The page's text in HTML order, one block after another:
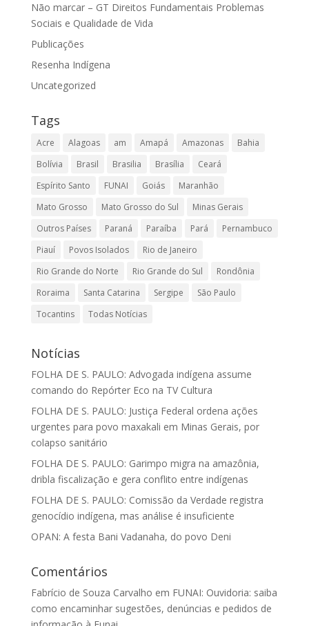
Não marcar – GT Direitos Fundamentais Problemas
Sociais e Qualidade de Vida
Publicações
Resenha Indígena
Uncategorized
Tags
Acre Alagoas am Amapá Amazonas
Bahia
Bolívia
Brasil Brasilia Brasília
Ceará
Espírito Santo
FUNAI Goiás
Maranhão
Mato Grosso
Mato Grosso do Sul
Minas Gerais
Outros Países
Paraná Paraíba Pará
Pernambuco
Piauí
Povos Isolados
Rio de Janeiro
Rio Grande do Norte
Rio Grande do Sul
Rondônia
Roraima
Santa Catarina Sergipe
São Paulo
Tocantins
Todas Notícias
Notícias
FOLHA DE S. PAULO: Advogada indígena assume
comando do Repórter Eco na TV Cultura
FOLHA DE S. PAULO: Justiça Federal ordena ações
urgentes para povo maxakali em Minas Gerais, por
colapso sanitário
FOLHA DE S. PAULO: Garimpo migra na amazônia,
dribla fiscalização e gera conflito entre indígenas
FOLHA DE S. PAULO: Comissão da Verdade registra
genocídio indígena, mas análise é insuficiente
OPAN: A festa Bani Vadanaha, do povo Deni
Comentários
Fabrício de Souza Carvalho em FUNAI: Ouvidoria: saiba
como encaminhar sugestões, denúncias e pedidos de